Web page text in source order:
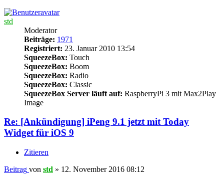
std
Moderator
Beiträge: 1971
Registriert: 23. Januar 2010 13:54
SqueezeBox: Touch
SqueezeBox: Boom
SqueezeBox: Radio
SqueezeBox: Classic
SqueezeBox Server läuft auf: RaspberryPi 3 mit Max2Play
Image
Re: [Ankündigung] iPeng 9.1 jetzt mit Today
Widget für iOS 9
Zitieren
Beitrag von std » 12. November 2016 08:12